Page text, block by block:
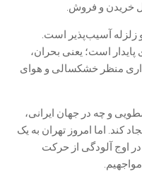
خریدن و فروش.
زلزله آسیب‌پذیر است.
است؛ یعنی بحران،
منظر خشکسالی و هوای
و چه در جهان ایرانی،
کند. اما امروز تهران به یک
اوج آلودگی از حرکت